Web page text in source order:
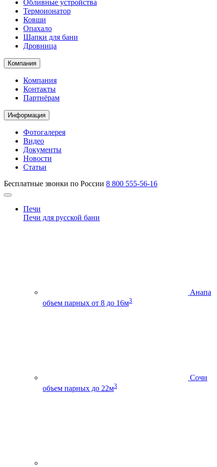
Обливные устройства
Термоионатор
Ковши
Опахало
Шапки для бани
Дровница
Компания
Компания
Контакты
Партнёрам
Информация
Фотогалерея
Видео
Документы
Новости
Статьи
Бесплатные звонки по России 8 800 555-56-16
Печи
Печи для русской бани
Анапа
объем парных от 8 до 16м3
Сочи
объем парных до 22м3